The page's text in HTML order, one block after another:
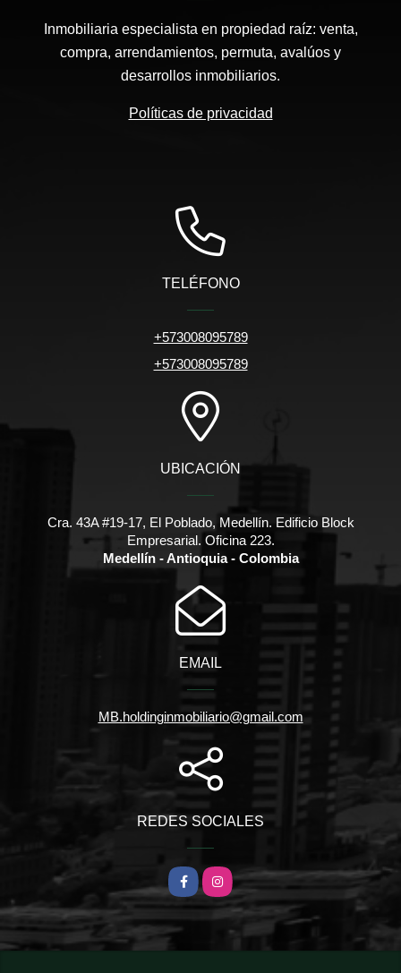
Inmobiliaria especialista en propiedad raíz: venta,
compra, arrendamientos, permuta, avalúos y
desarrollos inmobiliarios.
Políticas de privacidad
TELÉFONO
+573008095789
+573008095789
UBICACIÓN
Cra. 43A #19-17, El Poblado, Medellín. Edificio Block
Empresarial. Oficina 223.
Medellín - Antioquia - Colombia
EMAIL
MB.holdinginmobiliario@gmail.com
REDES SOCIALES
FacebookInstagram